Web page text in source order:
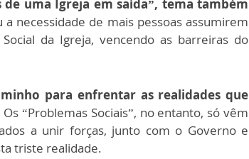
de uma Igreja em saída”, tema também
a necessidade de mais pessoas assumirem
da Igreja, vencendo as barreiras do
para enfrentar as realidades que
Os “Problemas Sociais”, no entanto, só vêm
a unir forças, junto com o Governo e
triste realidade.